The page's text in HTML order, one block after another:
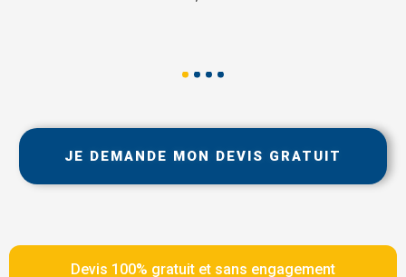
JE DEMANDE MON DEVIS GRATUIT
Devis 100% gratuit et sans engagement